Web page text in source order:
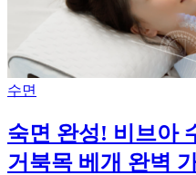
수면
숙면 완성! 비브아
거북목 베개 완벽